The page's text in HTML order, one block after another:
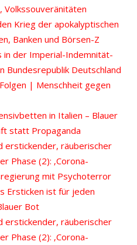
Volkssouveränitäten
Krieg der apokalyptischen
Banken und Börsen-Z
der Imperial-Indemnität-
Bundesrepublik Deutschland
| Menschheit gegen
in Italien – Blauer
statt Propaganda
erstickender, räuberischer
Phase (2): ‚Corona-
mit Psychoterror
Ersticken ist für jeden
Bot
erstickender, räuberischer
Phase (2): ‚Corona-